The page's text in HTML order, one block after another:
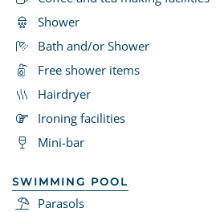
Shower
Bath and/or Shower
Free shower items
Hairdryer
Ironing facilities
Mini-bar
SWIMMING POOL
Parasols